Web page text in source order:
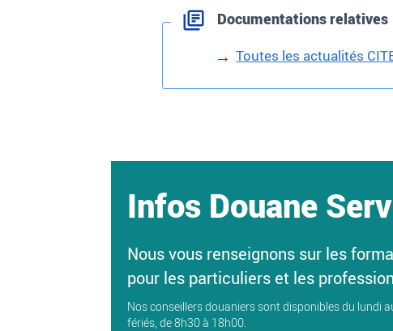
Documentations relatives
Toutes les actualités
Infos Douane
Nous vous renseignons sur les
pour les particuliers et les
Nos conseillers douaniers sont disponibles du lundi
fériés, de 8h30 à 18h00.